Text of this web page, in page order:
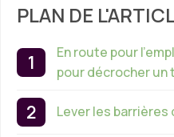
PLAN DE
En route pour
pour décrocher un
Lever les